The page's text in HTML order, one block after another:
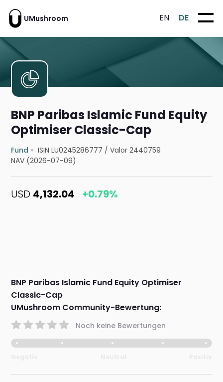
UMushroom EN DE
BNP Paribas Islamic Fund Equity
Optimiser Classic-Cap
Fund ISIN LU0245286777 /Valor 2440759
NAV (2026-07-09)
USD 4,132.04 +0.79%
BNP Paribas Islamic Fund Equity Optimiser
Classic-Cap
UMushroom Community-Bewertung:
Noch keine Bewertungen